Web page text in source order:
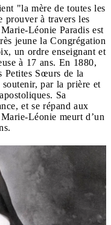
"la mère de toutes les
prouver à travers les
Léonie Paradis est
jeune la Congrégation
un ordre enseignant et
à 17 ans. En 1880,
Petites Sœurs de la
par la prière et
Sa
et se répand aux
Léonie meurt d’un